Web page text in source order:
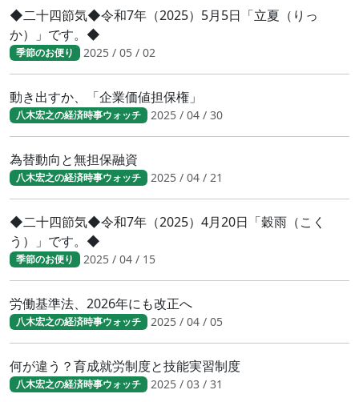
◆二十四節気◆令和7年（2025）5月5日「立夏（りっ
か）」です。◆
季節のお便り 2025 / 05 / 02
動き出すか、「企業価値担保権」
八木宏之の経済時事ウォッチ 2025 / 04 / 30
為替動向と無担保融資
八木宏之の経済時事ウォッチ 2025 / 04 / 21
◆二十四節気◆令和7年（2025）4月20日「穀雨（こく
う）」です。◆
季節のお便り 2025 / 04 / 15
労働基準法、2026年にも改正へ
八木宏之の経済時事ウォッチ 2025 / 04 / 05
何が違う？育成就労制度と技能実習制度
八木宏之の経済時事ウォッチ 2025 / 03 / 31